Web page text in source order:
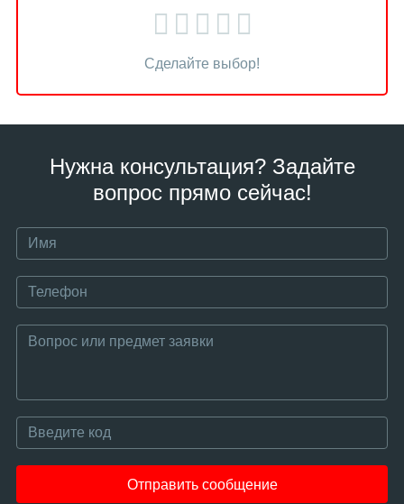
Сделайте выбор!
Нужна консультация? Задайте
вопрос прямо сейчас!
Отправить сообщение